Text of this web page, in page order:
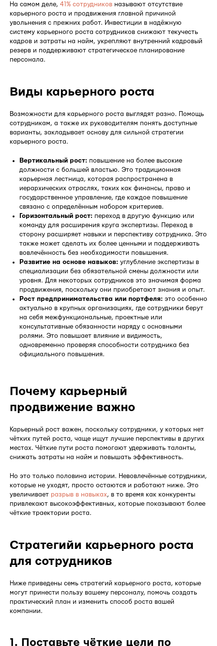
На самом деле, 41% сотрудников называют отсутствие
карьерного роста и продвижения главной причиной
увольнения с прежних работ. Инвестиции в надёжную
систему карьерного роста сотрудников снижают текучесть
кадров и затраты на найм, укрепляют внутренний кадровый
резерв и поддерживают стратегическое планирование
персонала.
Виды карьерного роста
Возможности для карьерного роста выглядят разно. Помощь
сотрудникам, а также их руководителям понять доступные
варианты, закладывает основу для сильной стратегии
карьерного роста.
Вертикальный рост: повышение на более высокие
должности с большей властью. Это традиционная
карьерная лестница, которая распространена в
иерархических отраслях, таких как финансы, право и
государственное управление, где каждое повышение
связано с определённым набором критериев.
Горизонтальный рост: переход в другую функцию или
команду для расширения круга экспертизы. Переход в
сторону расширяет навыки и перспективу сотрудника. Это
также может сделать их более ценными и поддерживать
вовлечённость без необходимости повышения.
Развитие на основе навыков: углубление экспертизы в
специализации без обязательной смены должности или
уровня. Для некоторых сотрудников это значимая форма
продвижения, поскольку они приобретают знания и опыт.
Рост предпринимательства или портфеля: это особенно
актуально в крупных организациях, где сотрудники берут
на себя межфункциональные, проектные или
консультативные обязанности наряду с основными
ролями. Это повышает влияние и видимость,
одновременно проверяя способности сотрудника без
официального повышения.
Почему карьерный
продвижение важно
Карьерный рост важен, поскольку сотрудники, у которых нет
чётких путей роста, чаще ищут лучшие перспективы в других
местах. Чёткие пути роста помогают удерживать таланты,
снижать затраты на найм и повышать эффективность.
Но это только половина истории. Невовлечённые сотрудники,
которые не уходят, просто остаются и работают ниже. Это
увеличивает разрыв в навыках, в то время как конкуренты
привлекают высокоэффективных, которые показывают более
чёткие траектории роста.
Стратегийи карьерного роста
для сотрудников
Ниже приведены семь стратегий карьерного роста, которые
могут принести пользу вашему персоналу, помочь создать
практический план и изменить способ роста вашей
компании.
1. Поставьте чёткие цели по